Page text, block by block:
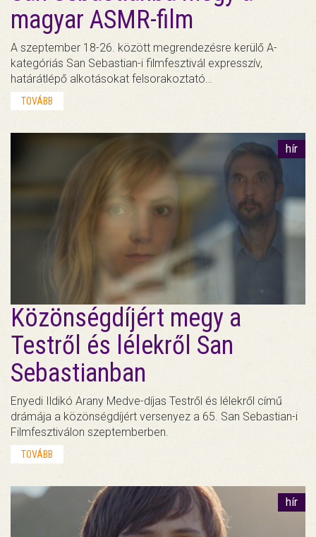
magyar ASMR-film
A szeptember 18-26. között megrendezésre kerülő A-
kategóriás San Sebastian-i filmfesztivál expresszív,
határátlépő alkotásokat felsorakoztató…
TOVÁBB
hír
Közönségdíjért megy a
Testről és lélekről San
Sebastianban
Enyedi Ildikó Arany Medve-díjas Testről és lélekről című
drámája a közönségdíjért versenyez a 65. San Sebastian-i
Filmfesztiválon szeptemberben.
TOVÁBB
hír